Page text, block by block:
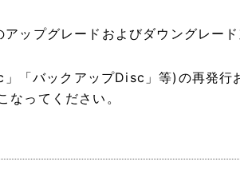
ップグレードおよびダウングレー
「バックアップDisc」等)の再発行
ってください。